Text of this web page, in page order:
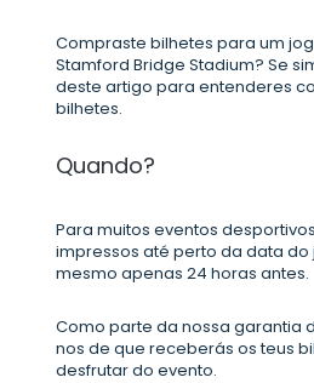
Compraste bilhetes para um
Stamford Bridge Stadium? Se
deste artigo para entenderes
bilhetes.
Quando?
Para muitos eventos
impressos até perto da data do
mesmo apenas 24 horas antes.
Como parte da nossa garantia
nos de que receberás os teus
desfrutar do evento.